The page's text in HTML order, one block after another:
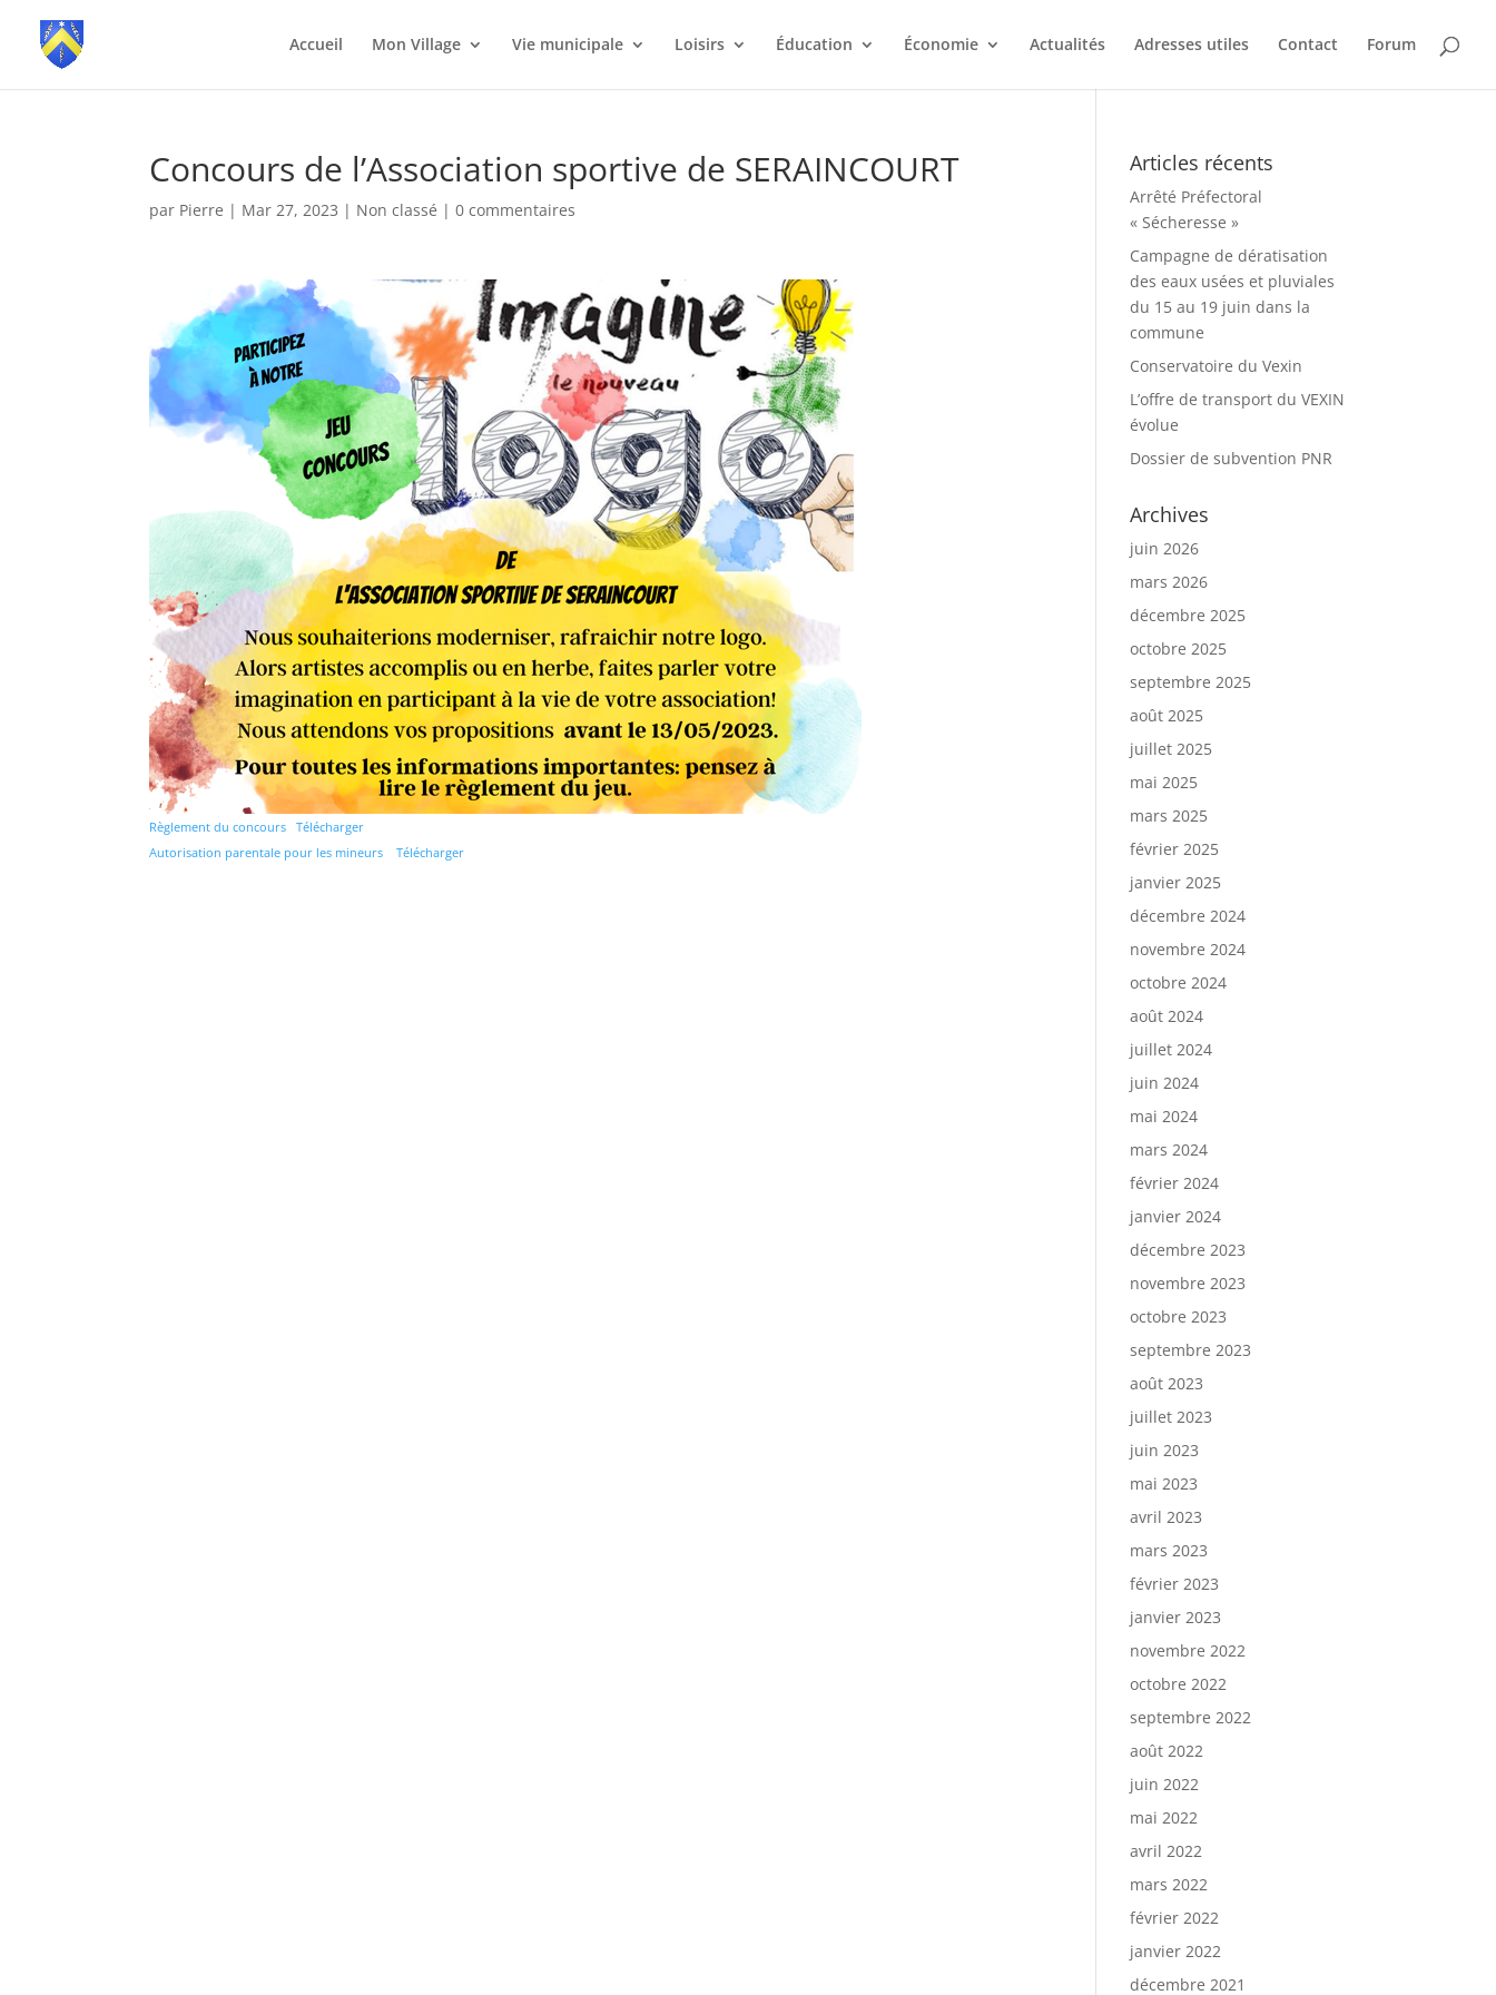
Accueil Mon Village Vie municipale Loisirs Éducation Économie Actualités Adresses utiles Contact Forum
Concours de l’Association sportive de SERAINCOURT
par Pierre | Mar 27, 2023 | Non classé |0 commentaires
Règlement du concours Télécharger
Autorisation parentale pour les mineurs
Télécharger
Articles récents
Arrêté Préfectoral
« Sécheresse »
Campagne de dératisation
des eaux usées et pluviales
du 15 au 19 juin dans la
commune
Conservatoire du Vexin
L’offre de transport du VEXIN
évolue
Dossier de subvention PNR
Archives
juin 2026
mars 2026
décembre 2025
octobre 2025
septembre 2025
août 2025
juillet 2025
mai 2025
mars 2025
février 2025
janvier 2025
décembre 2024
novembre 2024
octobre 2024
août 2024
juillet 2024
juin 2024
mai 2024
mars 2024
février 2024
janvier 2024
décembre 2023
novembre 2023
octobre 2023
septembre 2023
août 2023
juillet 2023
juin 2023
mai 2023
avril 2023
mars 2023
février 2023
janvier 2023
novembre 2022
octobre 2022
septembre 2022
août 2022
juin 2022
mai 2022
avril 2022
mars 2022
février 2022
janvier 2022
décembre 2021